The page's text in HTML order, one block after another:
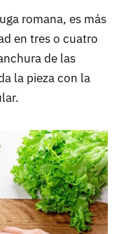
romana, es más
en tres o cuatro
de las
la pieza con la